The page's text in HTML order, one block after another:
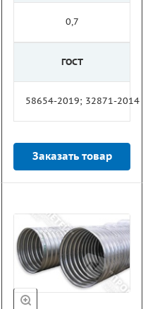
0,7
ГОСТ
58654-2019; 32871-2014
Заказать товар